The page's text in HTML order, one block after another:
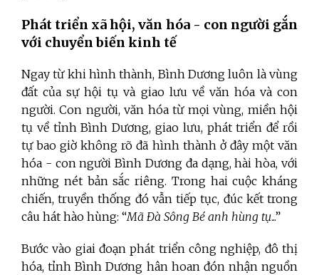
Phát triển xã hội, văn hóa - con người gắn
với chuyển biến kinh tế
Ngay từ khi hình thành, Bình Dương luôn là vùng
đất của sự hội tụ và giao lưu về văn hóa và con
người. Con người, văn hóa từ mọi vùng, miền hội
tụ về tỉnh Bình Dương, giao lưu, phát triển để rồi
tự bao giờ không rõ đã hình thành ở đây một văn
hóa - con người Bình Dương đa dạng, hài hòa, với
những nét bản sắc riêng. Trong hai cuộc kháng
chiến, truyền thống đó vẫn tiếp tục, đúc kết trong
câu hát hào hùng: “Mã Đà Sông Bé anh hùng tụ...”
Bước vào giai đoạn phát triển công nghiệp, đô thị
hóa, tỉnh Bình Dương hân hoan đón nhận nguồn